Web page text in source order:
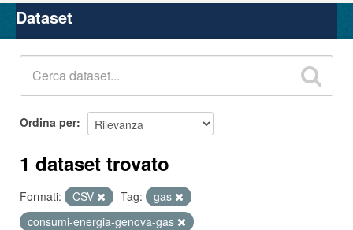
Organizzazioni
Gruppi
Dataset
Ordina per
1 dataset trovato
Formati: CSV Tag:
gas
consumi-energia-genova-gas